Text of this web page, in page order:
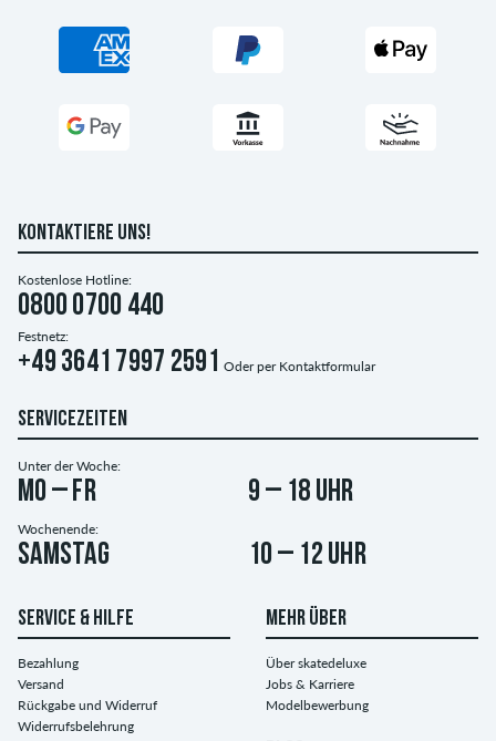
KONTAKTIERE UNS!
Kostenlose Hotline:
0800 0700 440
Festnetz:
+49 3641 7997 2591 Oder per Kontaktformular
SERVICEZEITEN
Unter der Woche:
Mo – Fr 9 – 18 Uhr
Wochenende:
Samstag 10 – 12 Uhr
SERVICE & HILFE
Bezahlung
Versand
Rückgabe und Widerruf
Widerrufsbelehrung
MEHR ÜBER
Über skatedeluxe
Jobs & Karriere
Modelbewerbung